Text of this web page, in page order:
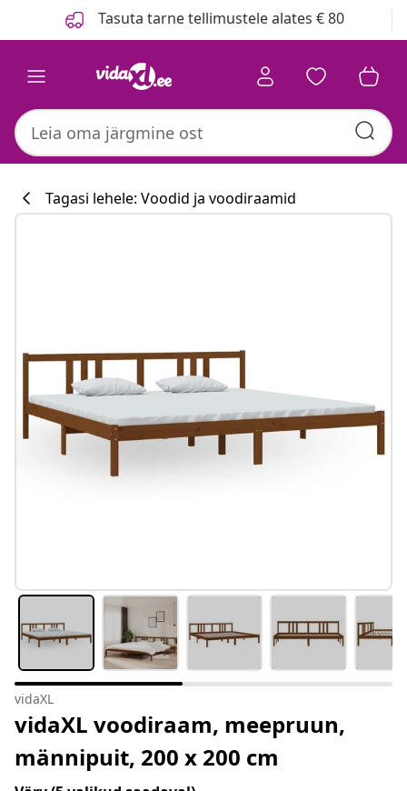
Tasuta tarne tellimustele alates € 80
#sharemevidaxl
Tagasi lehele: Voodid ja voodiraamid
vidaXL
vidaXL voodiraam, meepruun,
männipuit, 200 x 200 cm